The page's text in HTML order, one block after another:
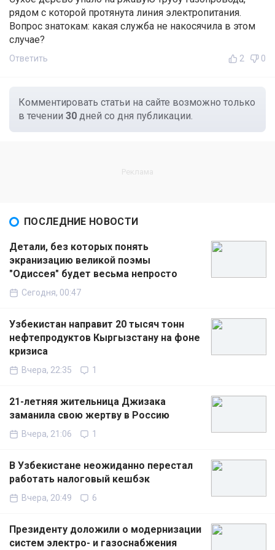
рядом с которой протянута линия электропитания.
Вопрос знатокам: какая служба не накосячила в этом
случае?
Ответить 2 0
Комментировать статьи на сайте возможно только
в течении 30 дней со дня публикации.
ПОСЛЕДНИЕ НОВОСТИ
Детали, без которых понять
экранизацию великой поэмы
"Одиссея" будет весьма непросто
Сегодня, 00:47
Узбекистан направит 20 тысяч тонн
нефтепродуктов Кыргызстану на фоне
кризиса
Вчера, 22:35 1
21-летняя жительница Джизака
заманила свою жертву в Россию
Вчера, 21:06 1
В Узбекистане неожиданно перестал
работать налоговый кешбэк
Вчера, 20:49 6
Президенту доложили о модернизации
систем электро- и газоснабжения